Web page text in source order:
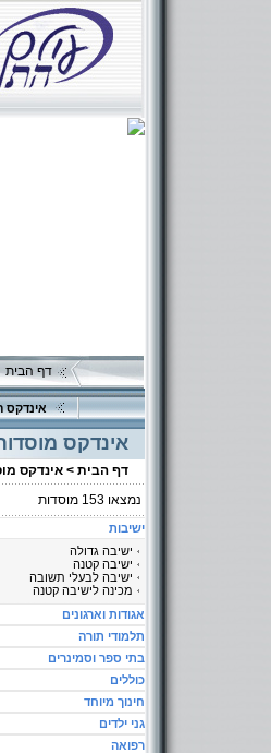
דף הבית
אינדקס
אינדקס
דף הבית > אינדקס
נמצאו 153 מוסדות
ישיבות
ישיבה גדולה
ישיבה קטנה
ישיבה לבעלי תשובה
מכינה לישיבה קטנה
אגודות וארגונים
תלמודי תורה
בתי ספר וסמינרים
כוללים
חינוך מיוחד
גני ילדים
רפואה